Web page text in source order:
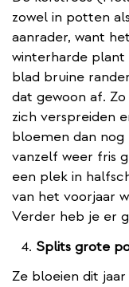
zowel in potten
aanrader, want
winterharde plant
blad bruine
dat gewoon af.
zich verspreiden
bloemen dan
vanzelf weer fris
een plek in
van het voorjaar
Verder heb je er
Splits grote
Ze bloeien dit